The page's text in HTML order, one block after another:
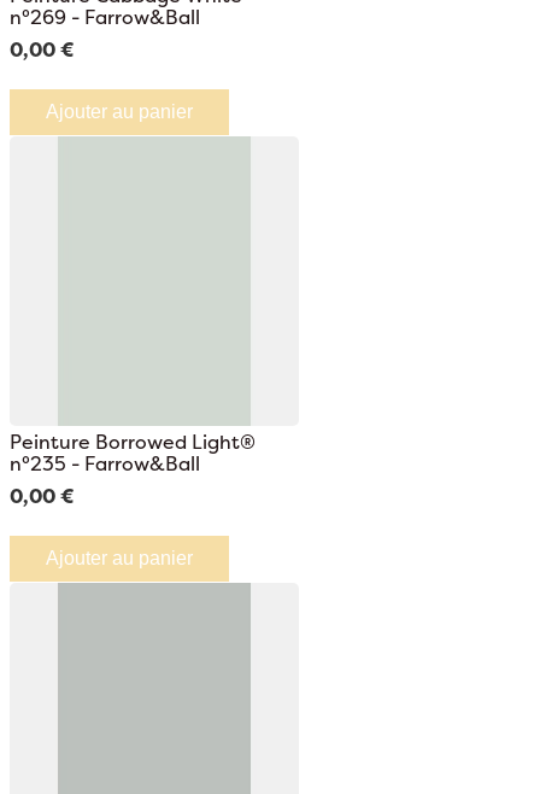
n°269 - Farrow&Ball
0,00 €
Ajouter au panier
Peinture Borrowed Light®
n°235 - Farrow&Ball
0,00 €
Ajouter au panier